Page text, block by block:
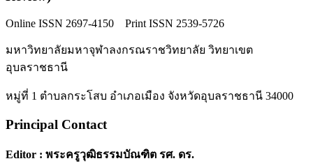
Online ISSN 2697-4150 Print ISSN 2539-5726
มหาวิทยาลัยมหาจุฬาลงกรณราชวิทยาลัย วิทยาเขต
อุบลราชธานี
หมู่ที่ 1 ตำบลกระโสบ อำเภอเมือง จังหวัดอุบลราชธานี 34000
Principal Contact
Editor : พระครูวุฒิธรรมบัณฑิต รศ. ดร.